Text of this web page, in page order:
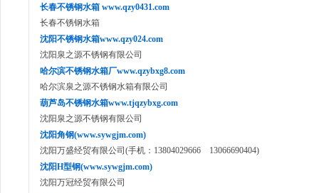
长春不锈钢水箱 www.qzy0431.com
长春不锈钢水箱
沈阳不锈钢水箱www.qzy024.com
沈阳泉之源不锈钢有限公司
哈尔滨不锈钢水箱厂www.qzybxg8.com
哈尔滨泉之源不锈钢水箱有限公司
葫芦岛不锈钢水箱www.tjqzybxg.com
沈阳泉之源不锈钢有限公司
沈阳角钢(www.sywgjm.com)
沈阳万盛经贸有限公司(手机：13804029666 13066690404)
沈阳H型钢(www.sywgjm.com)
沈阳万冠经贸有限公司